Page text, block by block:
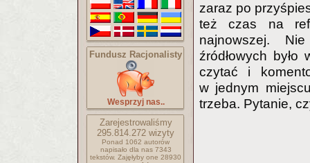
Fundusz Racjonalisty
Wesprzyj nas..
Zarejestrowaliśmy
295.814.272 wizyty
Ponad 1062 autorów
napisało dla nas 7343
tekstów. Zajęłyby one 28930
zaraz po
też czas na
najnowszej.
źródłowych
czytać i
w jednym
trzeba. Pytanie,